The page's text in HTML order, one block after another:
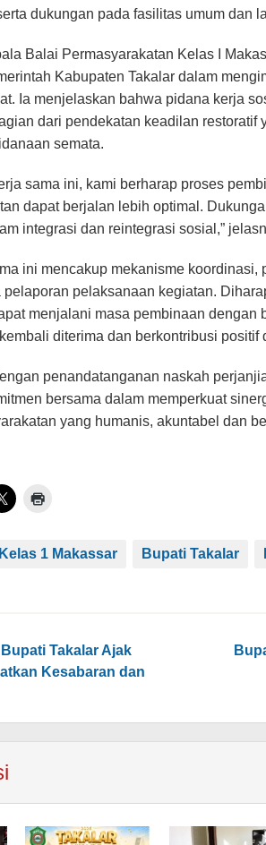
dukungan pada fasilitas umum dan
Balai Permasyarakatan Kelas I
Kabupaten Takalar dalam
Ia menjelaskan bahwa pidana kerja
dari pendekatan keadilan restoratif
semata.
sama ini, kami berharap proses
dapat berjalan lebih optimal.
integrasi dan reintegrasi sosial,”
ini mencakup mekanisme koordinasi,
pelaporan pelaksanaan kegiatan.
menjalani masa pembinaan dengan
diterima dan berkontribusi positif
penandatanganan naskah
bersama dalam memperkuat
yang humanis, akuntabel dan
1 Makassar Bupati Takalar
Takalar Ajak
Kesabaran dan